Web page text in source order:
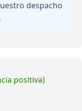
despacho
positiva)